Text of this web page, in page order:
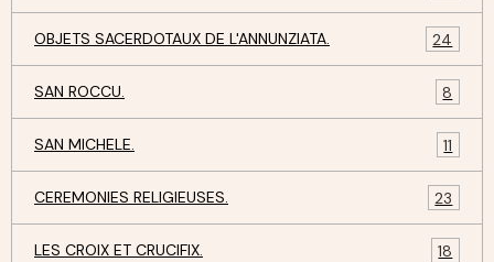
OBJETS SACERDOTAUX DE L'ANNUNZIATA. 24
SAN ROCCU. 8
SAN MICHELE. 11
CEREMONIES RELIGIEUSES. 23
LES CROIX ET CRUCIFIX. 18